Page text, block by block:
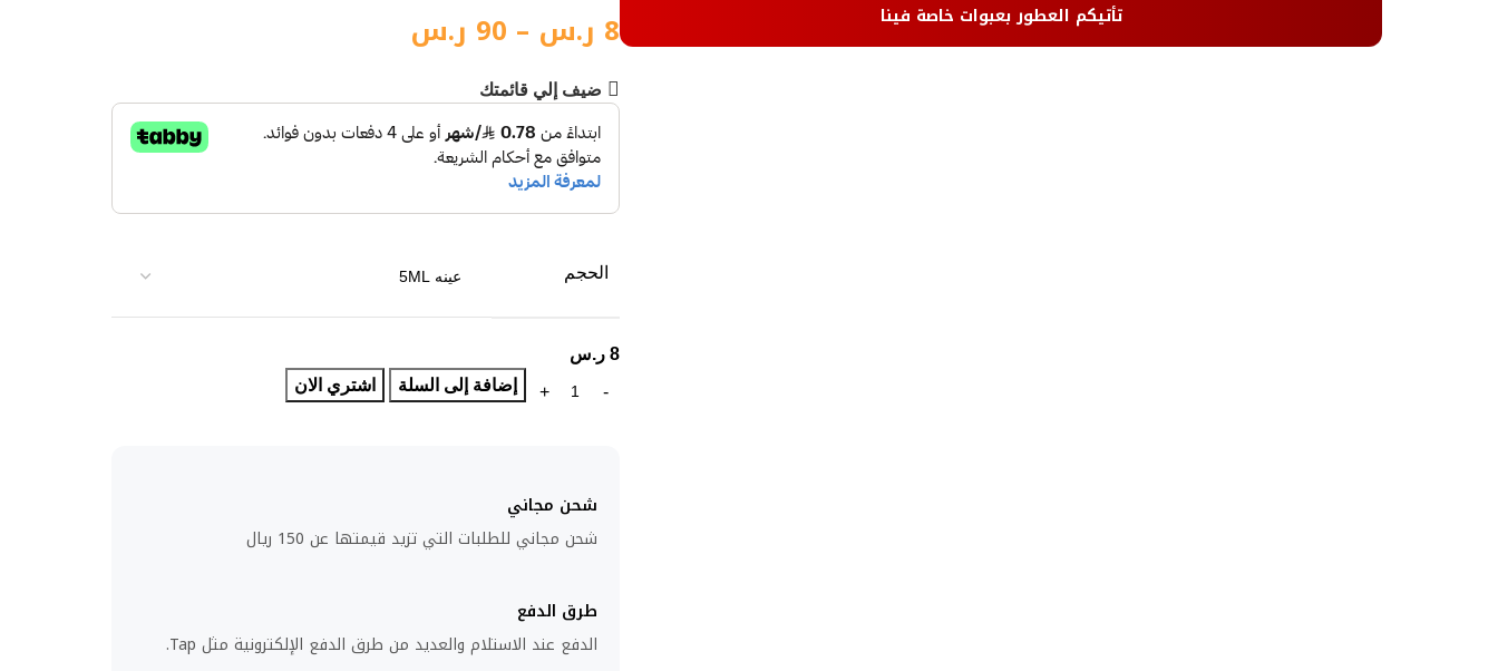
تأتيكم العطور بعبوات خاصة فينا 8 ر.س –
90 ر.س
ضيف إلي قائمتك
الحجم
8 ر.س
إضافة إلى السلة
اشتري الان
شحن مجاني
شحن مجاني للطلبات التي تزيد قيمتها عن 150 ريال
طرق الدفع
الدفع عند الاستلام والعديد من طرق الدفع الإلكترونية مثل Tap.